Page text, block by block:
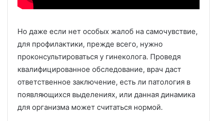
Но даже если нет особых жалоб на самочувствие,
для профилактики, прежде всего, нужно
проконсультироваться у гинеколога. Проведя
квалифицированное обследование, врач даст
ответственное заключение, есть ли патология в
появляющихся выделениях, или данная динамика
для организма может считаться нормой.